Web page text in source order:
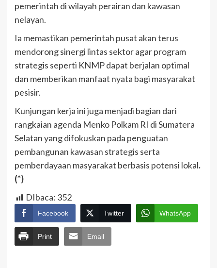
pemerintah di wilayah perairan dan kawasan
nelayan.
Ia memastikan pemerintah pusat akan terus
mendorong sinergi lintas sektor agar program
strategis seperti KNMP dapat berjalan optimal
dan memberikan manfaat nyata bagi masyarakat
pesisir.
Kunjungan kerja ini juga menjadi bagian dari
rangkaian agenda Menko Polkam RI di Sumatera
Selatan yang difokuskan pada penguatan
pembangunan kawasan strategis serta
pemberdayaan masyarakat berbasis potensi lokal.
(*)
DIbaca: 352
Facebook Twitter WhatsApp
Print Email